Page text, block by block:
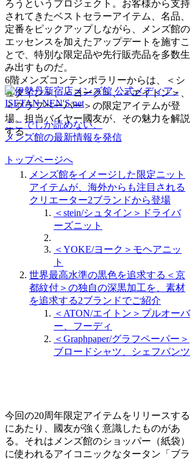
ろうというプロジェクト。お客様から支持
されてきたベストセラーアイテム、名品、
定番をピックアップしながら、メンズ館の
エッセンスを加えたアップデートを施すこ
とで、特別な限定品や先行販売品を多数生
み出すものだ。
6階メンズコンテンポラリーからは、＜シ
ュタイン＞、＜ヨーク＞、＜エイトン＞、
＜グラフペーパー＞の限定アイテムが登
場。担当バイヤー國友が、その魅力を解説
する。
メンズ館をイメージした限定ニット
アイテムが、海外からも注目される
クリエーター2ブランドから登場
＜stein/シュタイン＞ドライバ
ーズニット
＜YOKE/ヨーク＞モヘアニッ
ト
世界最高水準の黒色を追求する＜京
都紋付＞の独自の深黒加工を、素材
を追求する2ブランドでご紹介
＜ATON/エイトン＞プルオーバ
ー、フーディ
＜Graphpaper/グラフペーパー＞
ブロードシャツ、シェフパンツ
今回の20周年限定アイテムをリリースする
にあたり、國友が強く意識したものがあ
る。それはメンズ館のショッパー（紙袋）
に使われるアイコニックなタータン「ブラ
ここでしか読めない、
メンズ館の最新情報を発信
トップページへ